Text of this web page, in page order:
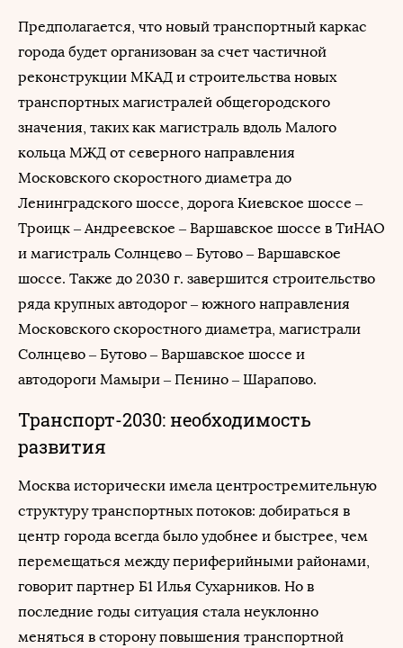
Предполагается, что новый транспортный каркас
города будет организован за счет частичной
реконструкции МКАД и строительства новых
транспортных магистралей общегородского
значения, таких как магистраль вдоль Малого
кольца МЖД от северного направления
Московского скоростного диаметра до
Ленинградского шоссе, дорога Киевское шоссе –
Троицк – Андреевское – Варшавское шоссе в ТиНАО
и магистраль Солнцево – Бутово – Варшавское
шоссе. Также до 2030 г. завершится строительство
ряда крупных автодорог – южного направления
Московского скоростного диаметра, магистрали
Солнцево – Бутово – Варшавское шоссе и
автодороги Мамыри – Пенино – Шарапово.
Транспорт-2030: необходимость
развития
Москва исторически имела центростремительную
структуру транспортных потоков: добираться в
центр города всегда было удобнее и быстрее, чем
перемещаться между периферийными районами,
говорит партнер Б1 Илья Сухарников. Но в
последние годы ситуация стала неуклонно
меняться в сторону повышения транспортной